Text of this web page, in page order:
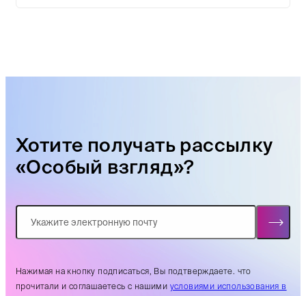
Хотите получать рассылку
«Особый взгляд»?
Нажимая на кнопку подписаться, Вы подтверждаете. что
прочитали и соглашаетесь с нашими условиями использования в